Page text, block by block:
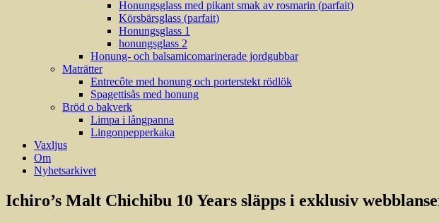
Honungsglass med pikant smak av rosmarin (parfait)
Körsbärsglass (parfait)
Honungsglass 1
honungsglass 2
Honung- och balsamicomarinerade jordgubbar
Maträtter
Entrecôte med honung och porterstekt rödlök
Spagettisås med honung
Bröd o bakverk
Limpa i långpanna
Lingonpepperkaka
Vaxljus
Om
Nyhetsarkivet
Ichiro’s Malt Chichibu 10 Years släpps i exklusiv